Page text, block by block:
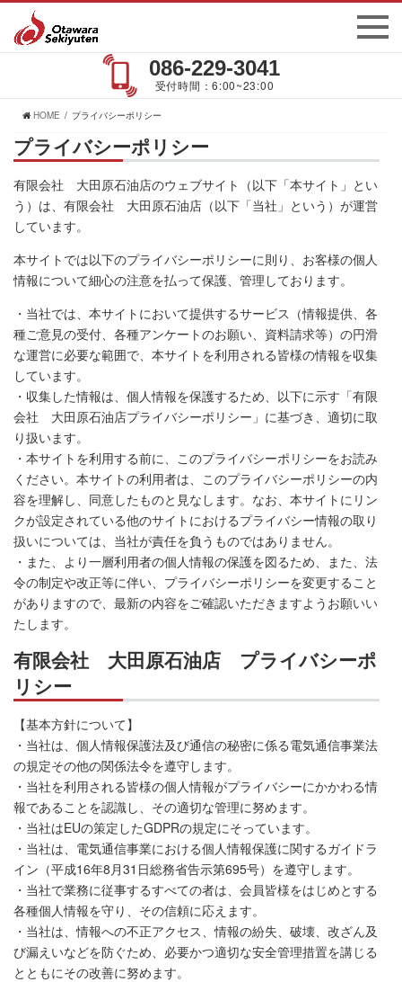
086-229-3041
受付時間：6:00~23:00
HOME プライバシーポリシー
プライバシーポリシー
有限会社 大田原石油店のウェブサイト（以下「本サイト」とい
う）は、有限会社 大田原石油店（以下「当社」という）が運営
しています。
本サイトでは以下のプライバシーポリシーに則り、お客様の個人
情報について細心の注意を払って保護、管理しております。
・当社では、本サイトにおいて提供するサービス（情報提供、各
種ご意見の受付、各種アンケートのお願い、資料請求等）の円滑
な運営に必要な範囲で、本サイトを利用される皆様の情報を収集
しています。
・収集した情報は、個人情報を保護するため、以下に示す「有限
会社 大田原石油店プライバシーポリシー」に基づき、適切に取
り扱います。
・本サイトを利用する前に、このプライバシーポリシーをお読み
ください。本サイトの利用者は、このプライバシーポリシーの内
容を理解し、同意したものと見なします。なお、本サイトにリン
クが設定されている他のサイトにおけるプライバシー情報の取り
扱いについては、当社が責任を負うものではありません。
・また、より一層利用者の個人情報の保護を図るため、また、法
令の制定や改正等に伴い、プライバシーポリシーを変更すること
がありますので、最新の内容をご確認いただきますようお願いい
たします。
有限会社 大田原石油店 プライバシーポ
リシー
【基本方針について】
・当社は、個人情報保護法及び通信の秘密に係る電気通信事業法
の規定その他の関係法令を遵守します。
・当社を利用される皆様の個人情報がプライバシーにかかわる情
報であることを認識し、その適切な管理に努めます。
・当社はEUの策定したGDPRの規定にそっています。
・当社は、電気通信事業における個人情報保護に関するガイドラ
イン（平成16年8月31日総務省告示第695号）を遵守します。
・当社で業務に従事するすべての者は、会員皆様をはじめとする
各種個人情報を守り、その信頼に応えます。
・当社は、情報への不正アクセス、情報の紛失、破壊、改ざん及
び漏えいなどを防ぐため、必要かつ適切な安全管理措置を講じる
とともにその改善に努めます。